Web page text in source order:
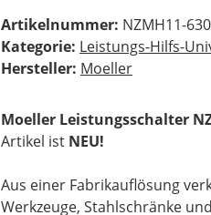
Artikelnummer: NZMH11-
Kategorie: Leistungs-Hilfs-
Hersteller: Moeller
Moeller Leistungsschalter
Artikel ist NEU!
Aus einer Fabrikauflösung
Werkzeuge, Stahlschränke